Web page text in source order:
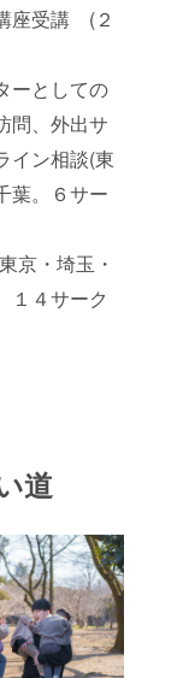
座受講 (２
ーとしての
問、外出サ
イン相談(東
葉。６サー
京・埼玉・
１４サーク
道